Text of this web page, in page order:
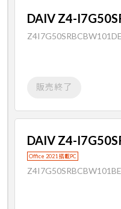
DAIV Z4-
販売終了
DAIV Z4-
Office 2021 搭載PC